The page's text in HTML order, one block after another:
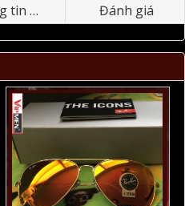
Thông tin nhãn hiệu Đánh giá